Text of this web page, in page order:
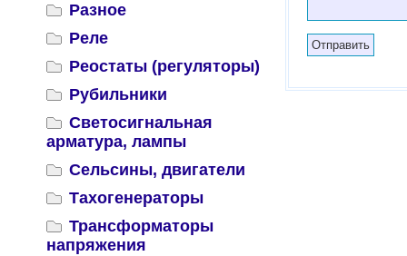
Разное
Реле
Реостаты (регуляторы)
Рубильники
Светосигнальная
арматура, лампы
Сельсины, двигатели
Тахогенераторы
Трансформаторы
напряжения